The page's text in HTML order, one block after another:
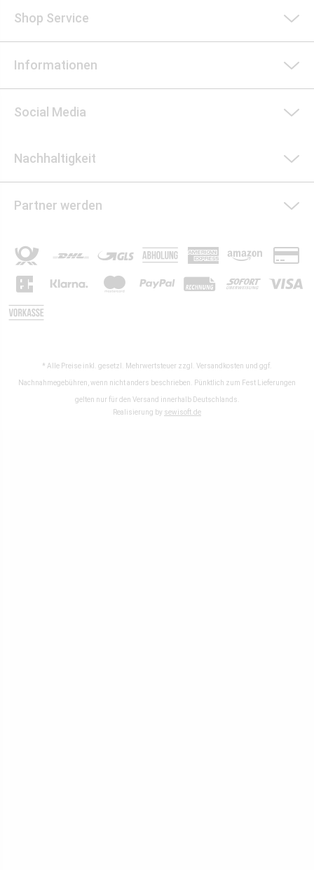
Shop Service
Informationen
Social Media
Nachhaltigkeit
Partner werden
* Alle Preise inkl. gesetzl. Mehrwertsteuer zzgl. Versandkosten und ggf.
Nachnahmegebühren, wenn nicht anders beschrieben. Pünktlich zum Fest Lieferungen
gelten nur für den Versand innerhalb Deutschlands.
Realisierung by sewisoft.de